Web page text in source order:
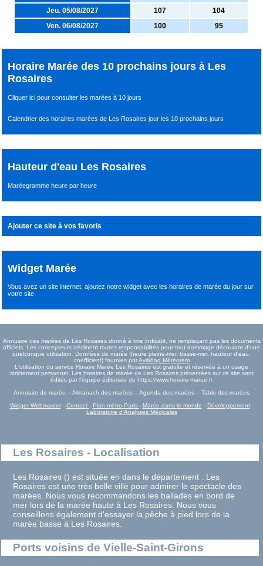
Jeu. 05/08/2027
107
104
Ven. 06/08/2027
100 95
Horaire Marée des 10 prochains jours à Les
Rosaires
Cliquer ici pour consulter les marées à 10 jours
Calendrier des horaires marées de Les Rosaires jour les 10 prochains jours
Hauteur d'eau Les Rosaires
Maréegramme heure par heure
Ajouter ce site à vos favoris
Widget Marée
Vous avez un site internet,ajoutez notre widget avec les horaires de marée du joursur
votre site
Annuaire des marées de Les Rosaires donné à titre indicatif, ne remplaçant pas les documents
officiels. Les concepteurs déclinent toutes responsabilités pour tout dommage découlant d'une
quelconque utilisation. Données de marée (heure pleine-mer, basse-mer, hauteur d'eau,
coefficient) fournies parAviabag Météorem
L'utilisation du service Horaire Marée Les Rosaires est gratuite et réservée à un usage
strictement personnel. Les horaires de marée de Les Rosaires présentées sur ce site sont
édités par l'équipe éditoriale de https://www.horaire-maree.fr
Annuaire de marée – Almanach des marées – Agenda des marées – Table des marées
Widget Webmaster- Contact - Plan métro Paris - Marée dans le monde - Développement-
Laboratoire d'Analyses Médicales
Les Rosaires - Localisation
Les Rosaires () est située en dans le département . Les
Rosaires est une très belle ville pour admirer le spectacle des
marées. Nous vous recommandons les ballades en bord de
mer lors de la marée haute à Les Rosaires. Nous vous
conseillons également d'essayer la pêche à pied lors de la
marée basse à Les Rosaires.
Ports voisins de Vielle-Saint-Girons